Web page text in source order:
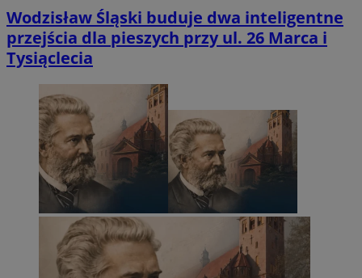
Wodzisław Śląski buduje dwa inteligentne
przejścia dla pieszych przy ul. 26 Marca i
Tysiąclecia